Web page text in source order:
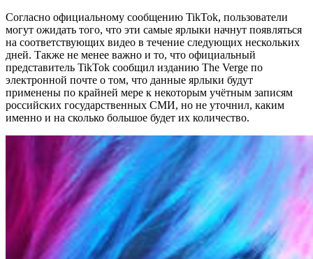
Согласно официальному сообщению TikTok, пользователи
могут ожидать того, что эти самые ярлыки начнут появляться
на соответствующих видео в течение следующих нескольких
дней. Также не менее важно и то, что официальный
представитель TikTok сообщил изданию The Verge по
электронной почте о том, что данные ярлыки будут
применены по крайней мере к некоторым учётным записям
российских государственных СМИ, но не уточнил, каким
именно и на сколько большое будет их количество.